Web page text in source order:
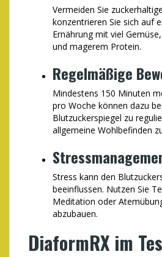
Vermeiden Sie
konzentrieren Sie sich auf
Ernährung mit viel
und magerem Protein.
Regelmäßige
Mindestens 150 Minuten
pro Woche können dazu
Blutzuckerspiegel zu
allgemeine Wohlbefinden
Stress kann den
beeinflussen. Nutzen Sie
Meditation oder
abzubauen.
DiaformRX im